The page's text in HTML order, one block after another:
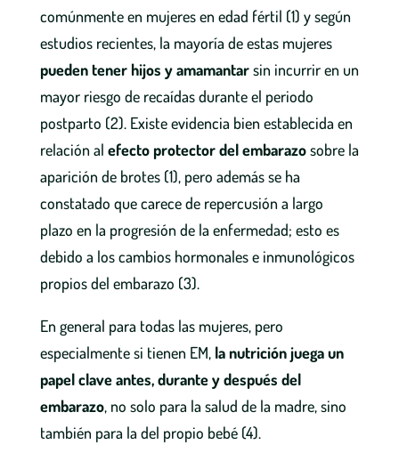
comúnmente en mujeres en edad fértil (1) y según
estudios recientes, la mayoría de estas mujeres
pueden tener hijos y amamantarsin incurrir en un
mayor riesgo de recaídas durante el periodo
postparto (2). Existe evidencia bien establecida en
relación al efecto protector del embarazosobre la
aparición de brotes (1), pero además se ha
constatado que carece de repercusión a largo
plazo en la progresión de la enfermedad; esto es
debido a los cambios hormonales e inmunológicos
propios del embarazo (3).
En general para todas las mujeres, pero
especialmente si tienen EM, la nutrición juega un
papel clave antes, durante y después del
embarazo, no solo para la salud de la madre, sino
también para la del propio bebé (4).